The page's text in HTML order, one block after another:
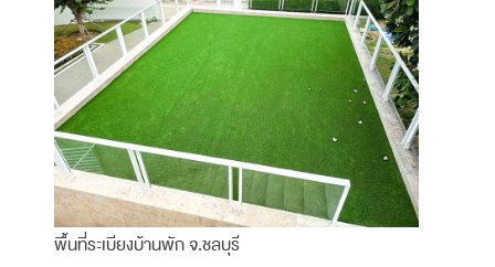
พื้นที่ระเบียงบ้านพัก จ.ชลบุรี